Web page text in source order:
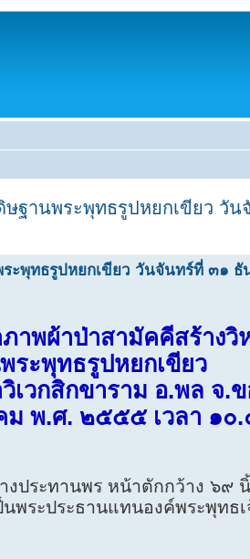
ษฐานพระพุทธรูปหยกเขียว
ะพุทธรูปหยกเขียว วันจันทร์ที่ ๓๑
าพผ้าป่าสามัคคีสร้างวิ
ระพุทธรูปหยกเขียว
วกสิกขาราม อ.พล จ.
พ.ศ. ๒๕๕๕ เวลา ๑๐.
งประทานพร หน้าตักกว้าง ๖๙
พระประธานแทนองค์พระพุทธ